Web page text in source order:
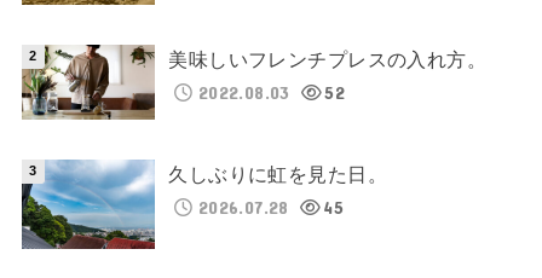
美味しいフレンチプレスの入れ方。
2022.08.03
52
久しぶりに虹を見た日。
2026.07.28
45